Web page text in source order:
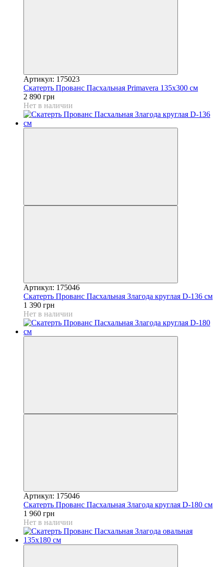
Артикул: 175023
Скатерть Прованс Пасхальная Рrimavera 135х300 см
2 890 грн
Нет в наличии
Артикул: 175046
Скатерть Прованс Пасхальная Злагода круглая D-136 см
1 390 грн
Нет в наличии
Артикул: 175046
Скатерть Прованс Пасхальная Злагода круглая D-180 см
1 960 грн
Нет в наличии